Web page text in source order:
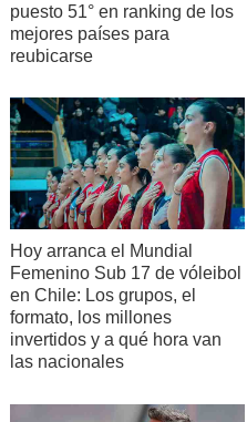
puesto 51° en ranking de los
mejores países para
reubicarse
Hoy arranca el Mundial
Femenino Sub 17 de vóleibol
en Chile: Los grupos, el
formato, los millones
invertidos y a qué hora van
las nacionales